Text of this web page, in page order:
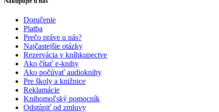
Doručenie
Platba
Prečo práve u nás?
Najčastejšie otázky
Rezervácia v kníhkupectve
Ako čítať e-knihy
Ako počúvať audioknihy
Pre školy a knižnice
Reklamácie
Knihomoľský pomocník
Odstúpiť od zmluvy